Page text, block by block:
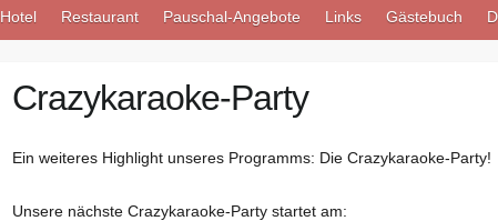
Hotel Restaurant Pauschal-Angebote Links Gästebuch
Crazykaraoke-Party
Ein weiteres Highlight unseres Programms: Die Crazykaraoke-Party!
Unsere nächste Crazykaraoke-Party startet am: